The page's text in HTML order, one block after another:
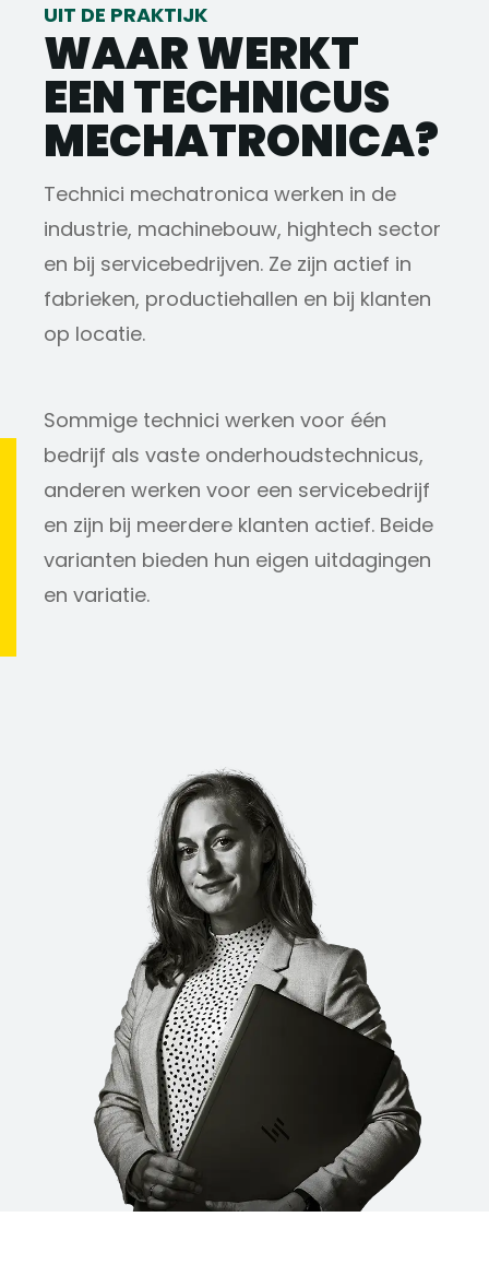
UIT DE PRAKTIJK
WAAR WERKT
EEN TECHNICUS
MECHATRONICA?
Technici mechatronica werken in de
industrie, machinebouw, hightech sector
en bij servicebedrijven. Ze zijn actief in
fabrieken, productiehallen en bij klanten
op locatie.
Sommige technici werken voor één
bedrijf als vaste onderhoudstechnicus,
anderen werken voor een servicebedrijf
en zijn bij meerdere klanten actief. Beide
varianten bieden hun eigen uitdagingen
en variatie.